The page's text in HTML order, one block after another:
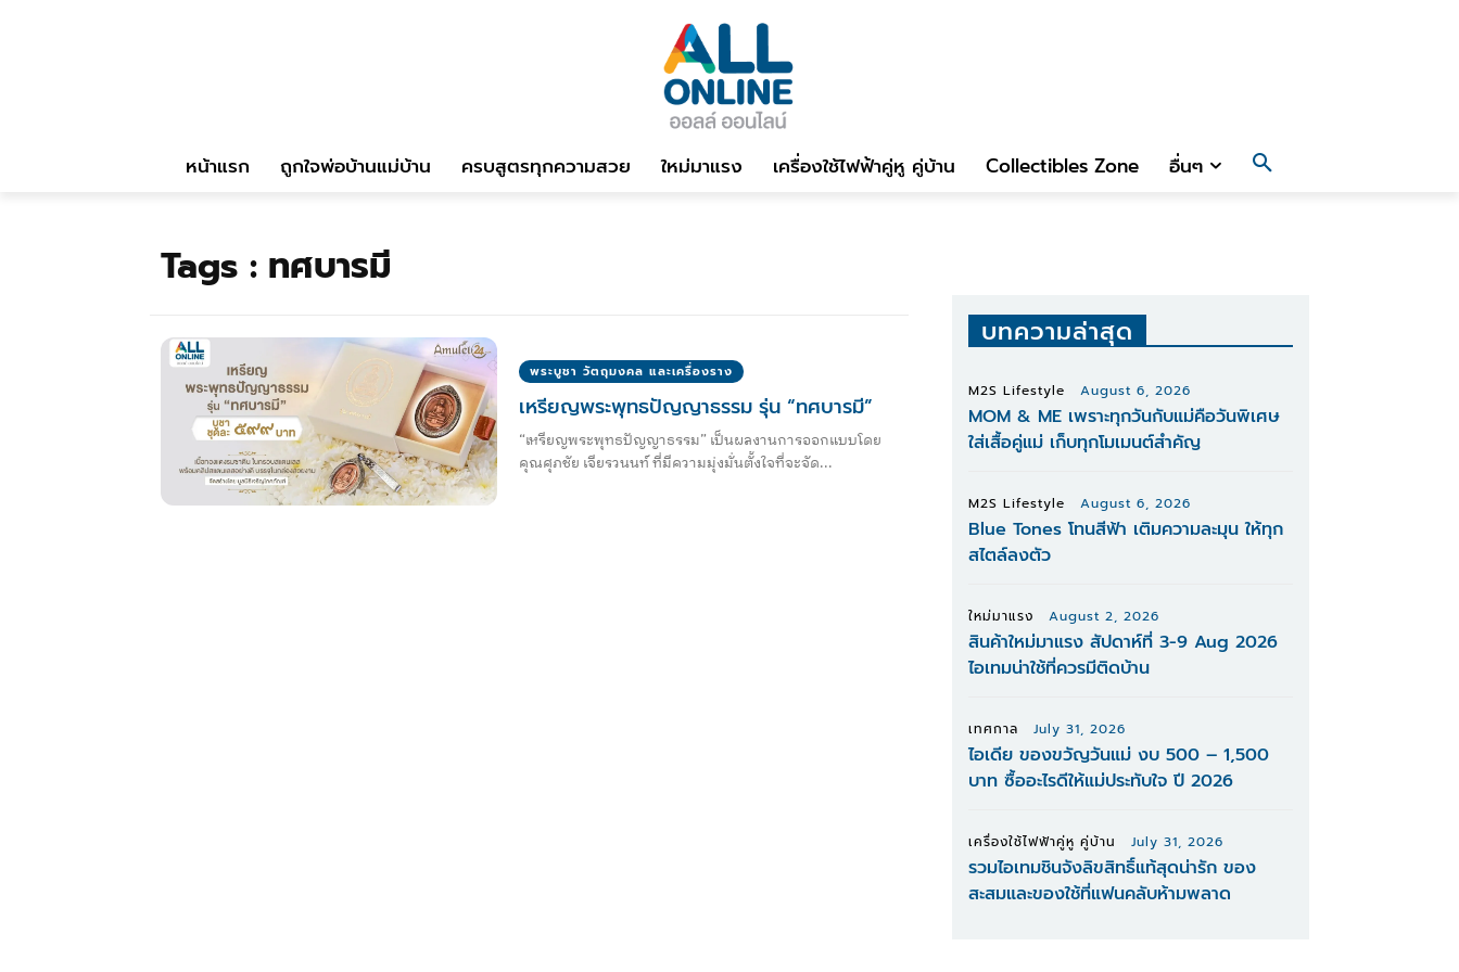
หน้าแรก ถูกใจพ่อบ้านแม่บ้าน ครบสูตรทุกความสวย ใหม่มาแรง เครื่องใช้ไฟฟ้าคู่หู คู่บ้าน Collectibles Zone อื่นๆ
Tags : ทศบารมี
พระบูชา วัตถุมงคล และเครื่องราง
เหรียญพระพุทธปัญญาธรรม รุ่น “ทศบารมี”
“เหรียญพระพุทธปัญญาธรรม” เป็นผลงานการออกแบบโดย
คุณศุภชัย เจียรวนนท์ ที่มีความมุ่งมั่นตั้งใจที่จะจัด...
บทความล่าสุด
M2S Lifestyle August 6, 2026
MOM & ME เพราะทุกวันกับแม่คือวันพิเศษ
ใส่เสื้อคู่แม่ เก็บทุกโมเมนต์สำคัญ
M2S Lifestyle August 6, 2026
Blue Tones โทนสีฟ้า เติมความละมุน ให้ทุก
สไตล์ลงตัว
ใหม่มาแรง August 2, 2026
สินค้าใหม่มาแรง สัปดาห์ที่ 3-9 Aug 2026
ไอเทมน่าใช้ที่ควรมีติดบ้าน
เทศกาล July 31, 2026
ไอเดีย ของขวัญวันแม่ งบ 500 – 1,500
บาท ซื้ออะไรดีให้แม่ประทับใจ ปี 2026
เครื่องใช้ไฟฟ้าคู่หู คู่บ้าน July 31, 2026
รวมไอเทมชินจังลิขสิทธิ์แท้สุดน่ารัก ของ
สะสมและของใช้ที่แฟนคลับห้ามพลาด